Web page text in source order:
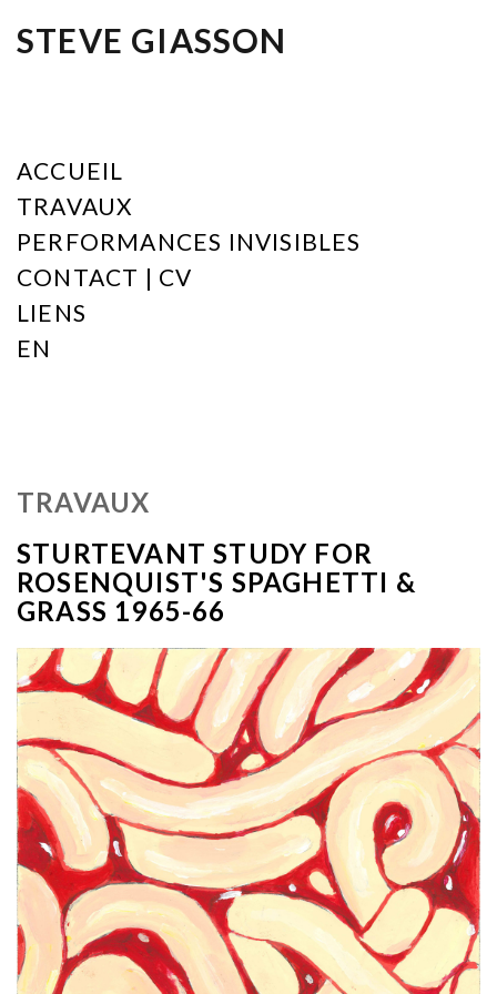
STEVE GIASSON
ACCUEIL
TRAVAUX
PERFORMANCES INVISIBLES
CONTACT | CV
LIENS
EN
TRAVAUX
STURTEVANT STUDY FOR
ROSENQUIST'S SPAGHETTI &
GRASS 1965-66